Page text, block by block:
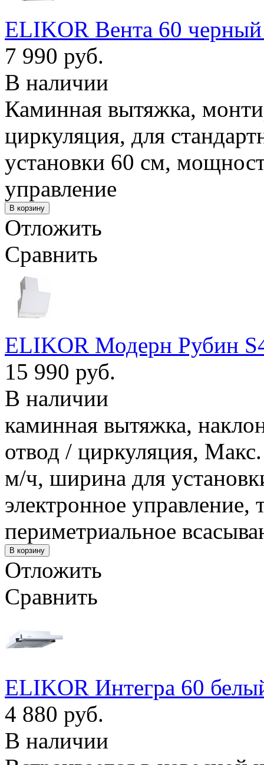
ELIKOR Вента 60
7 990 руб.
В наличии
Каминная вытяжка,
циркуляция, для
установки 60 см,
управление
Отложить
Сравнить
ELIKOR Модерн Рубин
15 990 руб.
В наличии
каминная вытяжка,
отвод / циркуляция,
м/ч, ширина для
электронное управление,
периметриальное
Отложить
Сравнить
ELIKOR Интегра 60
4 880 руб.
В наличии